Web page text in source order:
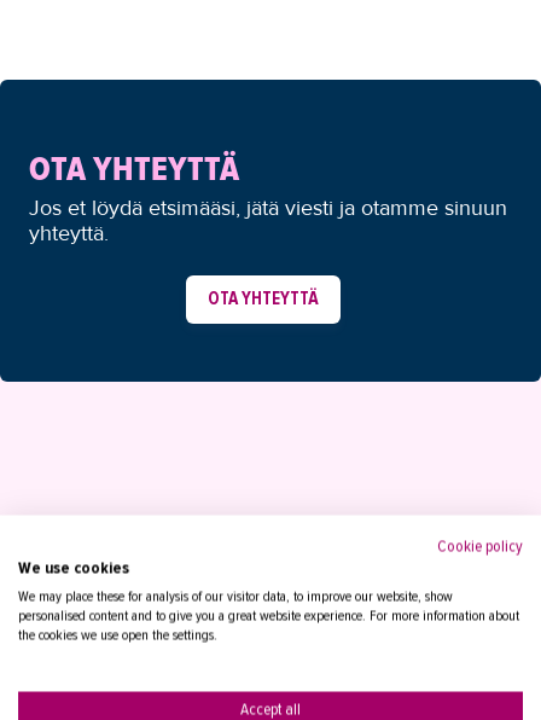
OTA YHTEYTTÄ
Jos et löydä etsimääsi, jätä viesti ja otamme sinuun
yhteyttä.
OTA YHTEYTTÄ
Tampereen Aikuiskoulutuskeskus
PL 15, 33821 Tampere
Vaihde03 2361 111
Cookie policy
We use cookies
We may place these for analysis of our visitor data, to improve our website, show
personalised content and to give you a great website experience. For more information about
the cookies we use open the settings.
Accept all